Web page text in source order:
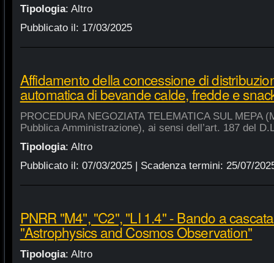
Tipologia: Altro
Pubblicato il: 17/03/2025
Affidamento della concessione di
automatica di bevande calde, fredde e
PROCEDURA NEGOZIATA TELEMATICA SUL MEPA
Pubblica Amministrazione), ai sensi dell’art. 187 del
Tipologia: Altro
Pubblicato il: 07/03/2025| Scadenza termini: 25/07/
PNRR "M4", "C2", "LI 1.4" - Bando a
"Astrophysics and Cosmos Observation"
Tipologia: Altro